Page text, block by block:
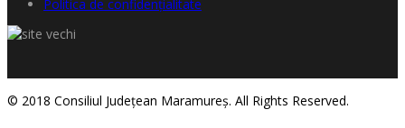
Politica de confidențialitate
© 2018 Consiliul Judeţean Maramureş. All Rights Reserved.